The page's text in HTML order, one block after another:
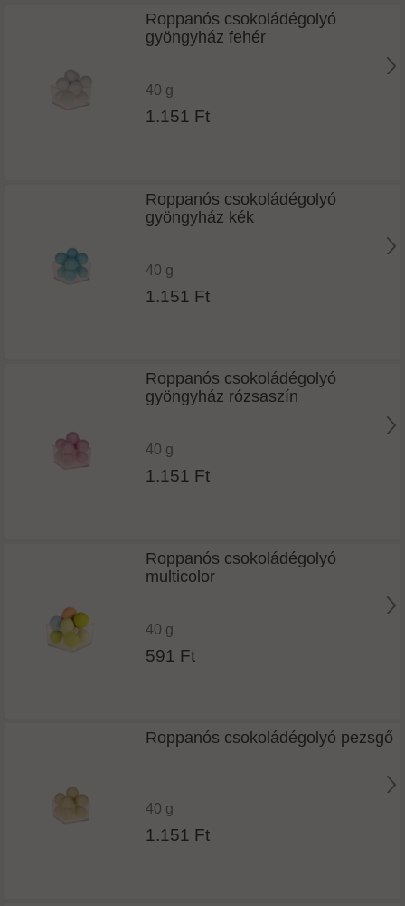
Roppanós csokoládégolyó
gyöngyház fehér
40 g
1.151 Ft
Roppanós csokoládégolyó
gyöngyház kék
40 g
1.151 Ft
Roppanós csokoládégolyó
gyöngyház rózsaszín
40 g
1.151 Ft
Roppanós csokoládégolyó
multicolor
40 g
591 Ft
Roppanós csokoládégolyó pezsgő
40 g
1.151 Ft